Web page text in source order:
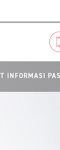
INFORMASI